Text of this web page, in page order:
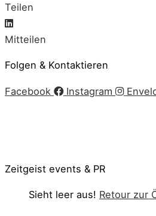
Teilen
Mitteilen
Folgen & Kontaktieren
Facebook Instagram
Zeitgeist events & PR
Sieht leer aus! Retour zur